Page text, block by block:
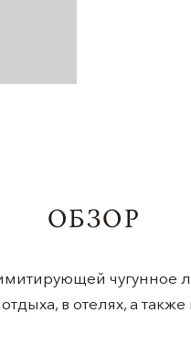
ОБЗОР
чугунное
в отелях, а